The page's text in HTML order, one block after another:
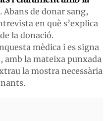
. Abans de donar sang,
en què s’explica
la donació.
mèdica i es signa
la mateixa punxada
la mostra necessària